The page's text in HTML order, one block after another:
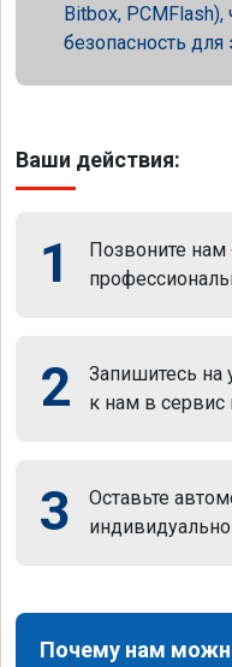
Bitbox, PCMFlash),
безопасность
Ваши действия:
1 Позвоните нам
2
Запишитесь на
к нам в сервис
3
Оставьте
Почему нам